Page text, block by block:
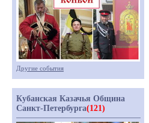
Другие события
Кубанская Казачья Община
Санкт-Петербурга(121)